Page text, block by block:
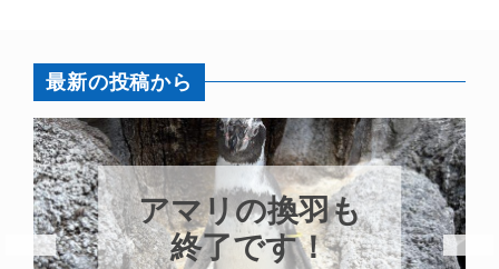
最新の投稿から
アマリの換羽も
終了です！